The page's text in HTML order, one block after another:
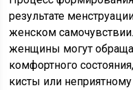
результате
женском
женщины могут
комфортного
кисты или